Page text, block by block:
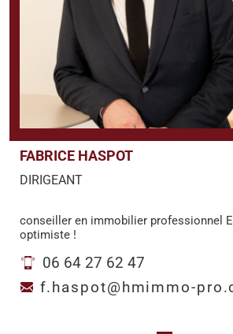
FABRICE HASPOT
DIRIGEANT
conseiller en immobilier professionnel
optimiste !
06 64 27 62 47
f.haspot@hmimmo-